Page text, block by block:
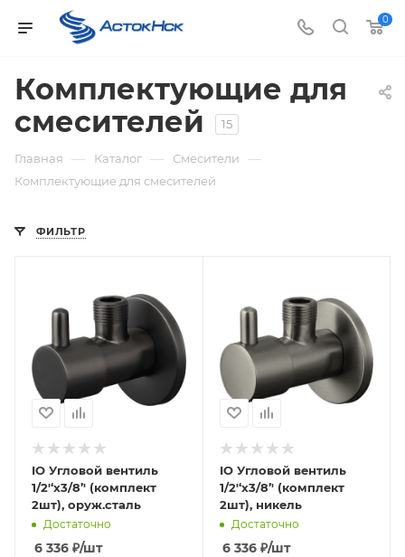
0
Комплектующие для
смесителей
15
Главная — Каталог — Смесители —
Комплектующие для смесителей
ФИЛЬТР
IO Угловой вентиль
1/2'‘x3/8’' (комплект
2шт), оруж.сталь
Достаточно
6 336 ₽/шт
IO Угловой вентиль
1/2'‘x3/8’' (комплект
2шт), никель
Достаточно
6 336₽/шт